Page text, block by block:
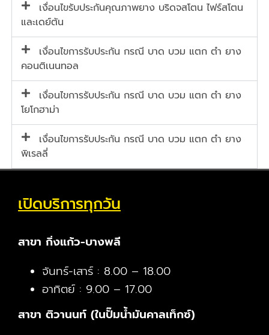
เงื่อนไขรับประกันคุณภาพยาง บริดจสโตน ไฟร์สโตน
และเดย์ตัน
เงื่อนไขการรับประกัน กรณี บาด บวม แตก ตำ ยาง
คอนติเนนทอล
เงื่อนไขการรับประกัน กรณี บาด บวม แตก ตำ ยาง
โยโกฮาม่า
เงื่อนไขการรับประกัน กรณี บาด บวม แตก ตำ ยาง
พิเรลลี่
เปิดบริการทุกวัน
สาขา กิ่งแก้ว-บางพลี
จันทร์-เสาร์ : 8.00 – 18.00
อาทิตย์ : 9.00 – 17.00
สาขา ติวานนท์ (ในปั๊มน้ำมันคาลเท็กซ์)